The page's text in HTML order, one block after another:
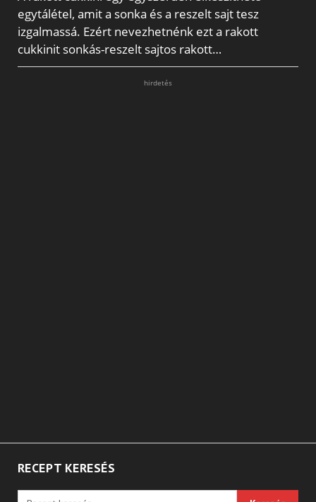
egytálétel, amit a sonka és a reszelt sajt tesz
izgalmassá. Ezért nevezhetnénk ezt a rakott
cukkinit sonkás-reszelt sajtos rakott…
hirdetés
RECEPT KERESÉS